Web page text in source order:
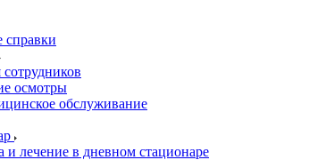
осмотры
обслуживание
и лечение в дневном стационаре